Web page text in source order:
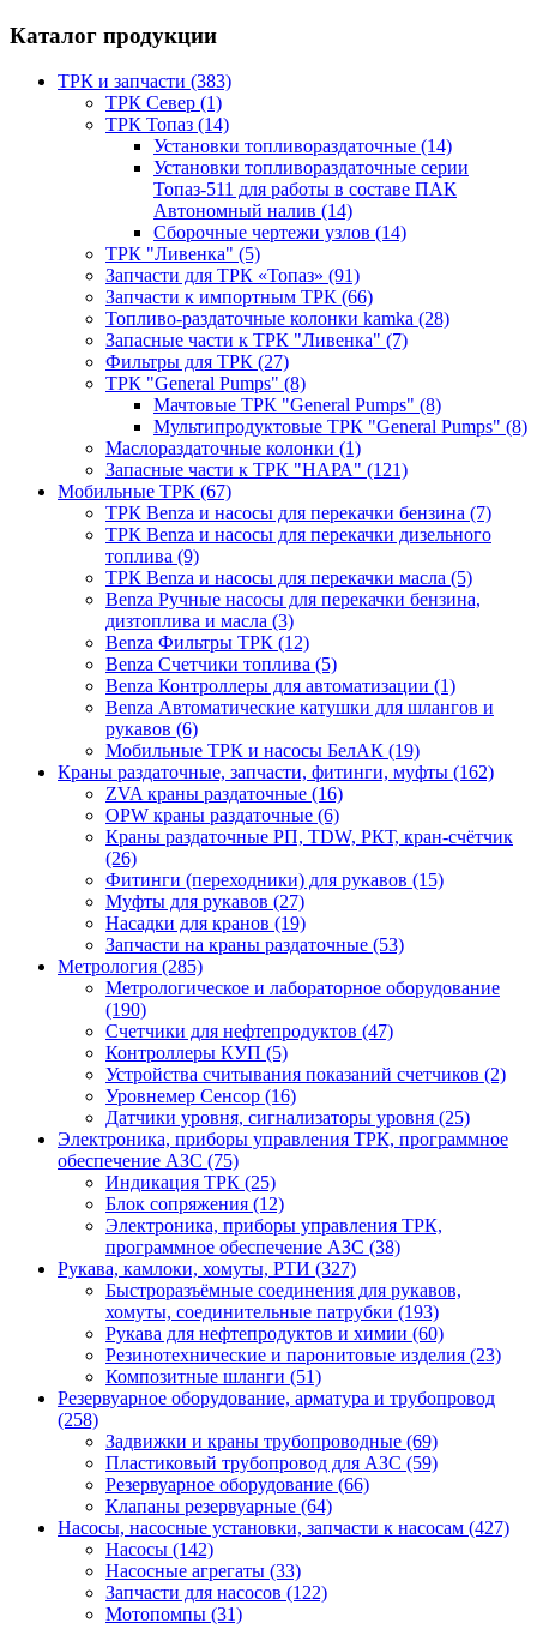
Каталог продукции
ТРК и запчасти (383)
ТРК Север (1)
ТРК Топаз (14)
Установки топливораздаточные (14)
Установки топливораздаточные серии
Топаз-511 для работы в составе ПАК
Автономный налив (14)
Сборочные чертежи узлов (14)
ТРК "Ливенка" (5)
Запчасти для ТРК «Топаз» (91)
Запчасти к импортным ТРК (66)
Топливо-раздаточные колонки kamka (28)
Запасные части к ТРК "Ливенка" (7)
Фильтры для ТРК (27)
ТРК "General Pumps" (8)
Мачтовые ТРК "General Pumps" (8)
Мультипродуктовые ТРК "General Pumps" (8)
Маслораздаточные колонки (1)
Запасные части к ТРК "НАРА" (121)
Мобильные ТРК (67)
ТРК Benza и насосы для перекачки бензина (7)
ТРК Benza и насосы для перекачки дизельного
топлива (9)
ТРК Benza и насосы для перекачки масла (5)
Benza Ручные насосы для перекачки бензина,
дизтоплива и масла (3)
Benza Фильтры ТРК (12)
Benza Счетчики топлива (5)
Benza Контроллеры для автоматизации (1)
Benza Автоматические катушки для шлангов и
рукавов (6)
Мобильные ТРК и насосы БелАК (19)
Краны раздаточные, запчасти, фитинги, муфты (162)
ZVA краны раздаточные (16)
OPW краны раздаточные (6)
Краны раздаточные РП, TDW, РКТ, кран-счётчик
(26)
Фитинги (переходники) для рукавов (15)
Муфты для рукавов (27)
Насадки для кранов (19)
Запчасти на краны раздаточные (53)
Метрология (285)
Метрологическое и лабораторное оборудование
(190)
Счетчики для нефтепродуктов (47)
Контроллеры КУП (5)
Устройства считывания показаний счетчиков (2)
Уровнемер Сенсор (16)
Датчики уровня, сигнализаторы уровня (25)
Электроника, приборы управления ТРК, программное
обеспечение АЗС (75)
Индикация ТРК (25)
Блок сопряжения (12)
Электроника, приборы управления ТРК,
программное обеспечение АЗС (38)
Рукава, камлоки, хомуты, РТИ (327)
Быстроразъёмные соединения для рукавов,
хомуты, соединительные патрубки (193)
Рукава для нефтепродуктов и химии (60)
Резинотехнические и паронитовые изделия (23)
Композитные шланги (51)
Резервуарное оборудование, арматура и трубопровод
(258)
Задвижки и краны трубопроводные (69)
Пластиковый трубопровод для АЗС (59)
Резервуарное оборудование (66)
Клапаны резервуарные (64)
Насосы, насосные установки, запчасти к насосам (427)
Насосы (142)
Насосные агрегаты (33)
Запчасти для насосов (122)
Мотопомпы (31)